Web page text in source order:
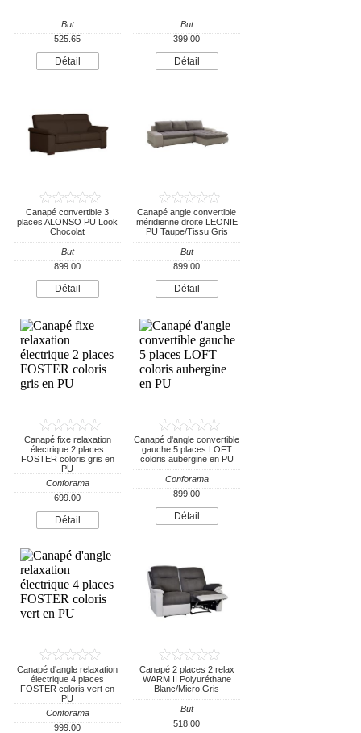
But
525.65
Détail
But
399.00
Détail
Canapé convertible 3
places ALONSO PU Look
Chocolat
But
899.00
Détail
Canapé angle convertible
méridienne droite LEONIE
PU Taupe/Tissu Gris
But
899.00
Détail
Canapé fixe relaxation
électrique 2 places
FOSTER coloris gris en
PU
Conforama
699.00
Détail
Canapé d'angle convertible
gauche 5 places LOFT
coloris aubergine en PU
Conforama
899.00
Détail
Canapé d'angle relaxation
électrique 4 places
FOSTER coloris vert en
PU
Conforama
999.00
Canapé 2 places 2 relax
WARM II Polyuréthane
Blanc/Micro.Gris
But
518.00